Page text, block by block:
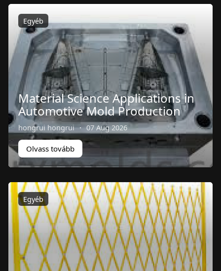
Egyéb
Material Science Applications in
Automotive Mold Production
hongrui hongrui · 07 Aug 2026
Olvass tovább
Egyéb